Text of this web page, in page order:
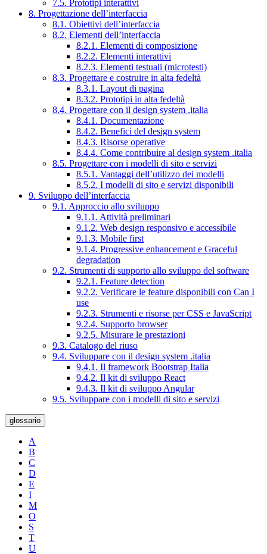
7.5. Prototipi interattivi
8. Progettazione dell’interfaccia
8.1. Obiettivi dell’interfaccia
8.2. Elementi dell’interfaccia
8.2.1. Elementi di composizione
8.2.2. Elementi interattivi
8.2.3. Elementi testuali (microtesti)
8.3. Progettare e costruire in alta fedeltà
8.3.1. Layout di pagina
8.3.2. Prototipi in alta fedeltà
8.4. Progettare con il design system .italia
8.4.1. Documentazione
8.4.2. Benefici del design system
8.4.3. Risorse operative
8.4.4. Come contribuire al design system .italia
8.5. Progettare con i modelli di sito e servizi
8.5.1. Vantaggi dell’utilizzo dei modelli
8.5.2. I modelli di sito e servizi disponibili
9. Sviluppo dell’interfaccia
9.1. Approccio allo sviluppo
9.1.1. Attività preliminari
9.1.2. Web design responsivo e accessibile
9.1.3. Mobile first
9.1.4. Progressive enhancement e Graceful
degradation
9.2. Strumenti di supporto allo sviluppo del software
9.2.1. Feature detection
9.2.2. Verificare le feature disponibili con Can I
use
9.2.3. Strumenti e risorse per CSS e JavaScript
9.2.4. Supporto browser
9.2.5. Misurare le prestazioni
9.3. Catalogo del riuso
9.4. Sviluppare con il design system .italia
9.4.1. Il framework Bootstrap Italia
9.4.2. Il kit di sviluppo React
9.4.3. Il kit di sviluppo Angular
9.5. Sviluppare con i modelli di sito e servizi
glossario
A
B
C
D
E
I
M
O
S
T
U